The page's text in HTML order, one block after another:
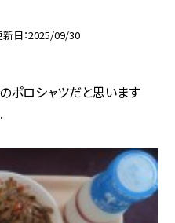
新日 2025/09/30
ポロシャツだと思います